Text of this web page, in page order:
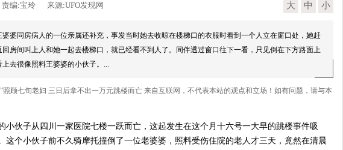
责编:宝玲 来源:UFO发现网 大 中 小
婆婆同房病人的一位亲属还补充，事发当时她去收晾在楼梯口的衣服时看到一个人立在窗口处，她赶
回房间叫上人和她一起去楼梯口，就已经看不到人了。同伴透过窗口往下一看，只见倒在下方路面上
上去很像照料王婆婆的小伙子。...
照顾七旬老妇 三日后拿不出一万元跳楼而亡 来自互联网，不代表本站的观点和立场！如有问题，请与本
小伙子从四川一家医院七楼一跃而亡，这起发生在这个月十六号一大早的跳楼事件吸
这个小伙子前不久骑摩托撞倒了一位老婆婆，照料受伤住院的老人才三天，竟然在清晨